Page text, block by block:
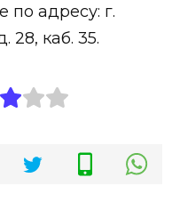
по адресу: г.
28, каб. 35.